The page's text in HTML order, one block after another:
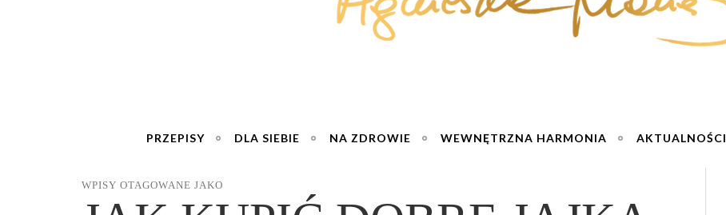
PRZEPISY DLA SIEBIE NA ZDROWIE WEWNĘTRZNA HARMONIA AKTUALNOŚCI
WPISY OTAGOWANE JAKO